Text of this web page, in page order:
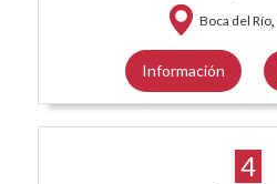
Boca del Río,
Información
4